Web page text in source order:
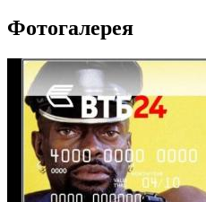
Фотогалерея